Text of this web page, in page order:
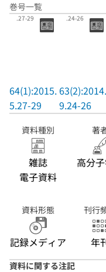
巻号一覧
64(1):2015.5
.27-29
64(1):2015.
5.27-29
.24-26
63(2):2014.
9.24-26
資料種別
雑誌
電子資料
著
高分
資料形態
記録メディア
刊行
年
資料に関する注記